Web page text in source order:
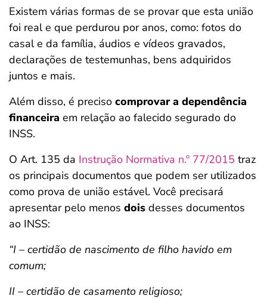
Existem várias formas de se provar que esta união
foi real e que perdurou por anos, como: fotos do
casal e da família, áudios e vídeos gravados,
declarações de testemunhas, bens adquiridos
juntos e mais.
Além disso, é preciso comprovar a dependência
financeira em relação ao falecido segurado do
INSS.
O Art. 135 da Instrução Normativa n.º 77/2015 traz
os principais documentos que podem ser utilizados
como prova de união estável. Você precisará
apresentar pelo menos dois desses documentos
ao INSS:
“I – certidão de nascimento de filho havido em
comum;
II – certidão de casamento religioso;